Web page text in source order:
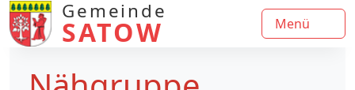
Gemeinde
SATOW Menü